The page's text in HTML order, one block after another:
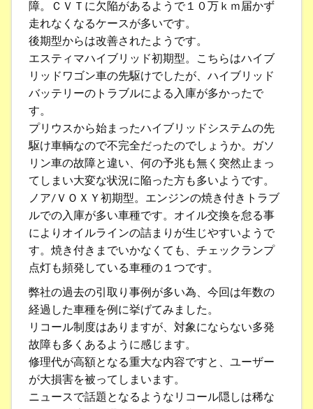
障。ＣＶＴに欠陥があるようで１０万ｋｍ届かず
走れなくなるケースが多いです。
後期型からは改善されたようです。
エスティマハイブリッド初期型。こちらはハイブ
リッドワゴン車の先駆けでしたが、ハイブリッド
バッテリーのトラブルによる入庫が多かったで
す。
プリウスから始まったハイブリッドシステムの先
駆け車輌なので不完全だったのでしょうか。ガソ
リン車の故障と違い、何の予兆も無く突然止まっ
てしまい大変な状況に陥った方も多いようです。
ノア/ＶＯＸＹ初期型。エンジンの焼き付きトラブ
ルでの入庫が多い車種です。オイル交換を怠る事
によりオイルラインの詰まりが生じやすいようで
す。焼き付きまでいかなくても、チェックランプ
点灯も頻発している車種の１つです。
弊社の過去の引取り事例が多い為、今回は年数の
経過した車種を例に挙げてみました。
リコール制度はありますが、対象にならない多発
故障も多くあるように感じます。
修理代が高額となる重大な内容ですと、ユーザー
が大損害を被ってしまいます。
ニュースで話題となるようなリコール隠しは稀な